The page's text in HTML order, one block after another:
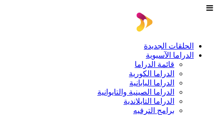
الحلقات الجديدة
الدراما الآسيوية
قائمة الدراما
الدراما الكورية
الدراما اليابانية
الدراما الصينية والتايوانية
الدراما التايلاندية
برامج الترفيه